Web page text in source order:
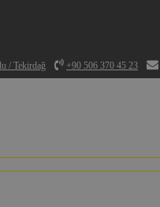
/ Tekirdağ +90 506 370 45 23